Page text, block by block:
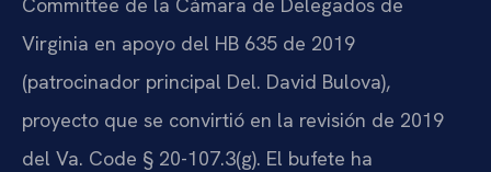
Virginia en apoyo del HB 635 de 2019
(patrocinador principal Del. David Bulova),
proyecto que se convirtió en la revisión de 2019
del Va. Code § 20-107.3(g). El bufete ha